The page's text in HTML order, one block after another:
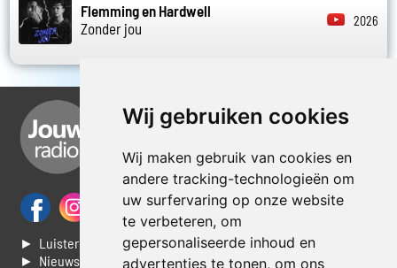
Wij gebruiken cookies
Wij maken gebruik van cookies en
andere tracking-technologieën om
uw surfervaring op onze website
te verbeteren, om
gepersonaliseerde inhoud en
advertenties te tonen, om ons
Flemming en Hardwell
Zonder jou
2026
► Luisteren naar Jouwradio
► Nieuws